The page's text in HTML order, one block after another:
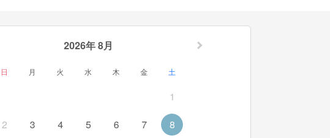
2026年 8月
日 月 火 水 木 金 土
1
2
3 4 5 6 7
8